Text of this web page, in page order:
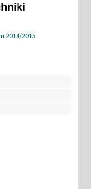
2014/2015